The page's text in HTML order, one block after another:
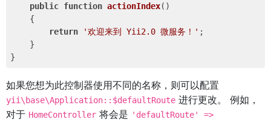
public function actionIndex()
{
return
'欢迎来到 Yii2.0 微服务！' ;
    }
如果您想为此控制器使用不同的名称，则可以配置
yii\base\Application::$defaultRoute 进行更改。 例如，
对于 HomeController 将会是 'defaultRoute' =>